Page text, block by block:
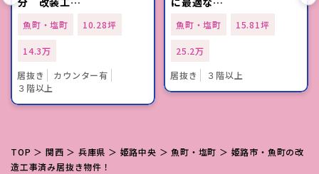
魚町・塩町 10.28坪
14.3万
居抜き
カウンター有
３階以上
魚町・塩町 15.81坪
25.2万
居抜き
３階以上
TOP ＞ 関西 ＞ 兵庫県 ＞ 姫路中央 ＞魚町・塩町 ＞ 姫路市・魚町の改
造工事済み居抜き物件！